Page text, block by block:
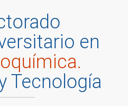
en
Tecnología